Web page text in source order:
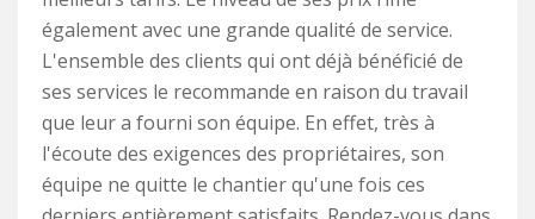
également avec une grande qualité de service.
L'ensemble des clients qui ont déjà bénéficié de
ses services le recommande en raison du travail
que leur a fourni son équipe. En effet, très à
l'écoute des exigences des propriétaires, son
équipe ne quitte le chantier qu'une fois ces